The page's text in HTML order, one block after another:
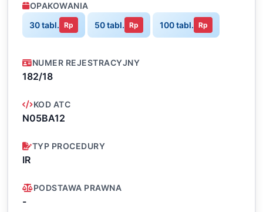
OPAKOWANIA
30 tabl. Rp 50 tabl. Rp 100 tabl. Rp
NUMER REJESTRACYJNY
182/18
KOD ATC
N05BA12
TYP PROCEDURY
IR
PODSTAWA PRAWNA
-